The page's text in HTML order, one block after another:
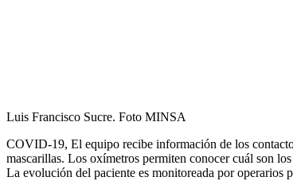
Luis Francisco Sucre. Foto MINSA
COVID-19, El equipo recibe información de los
mascarillas. Los oxímetros permiten conocer cuál son
La evolución del paciente es monitoreada por operarios